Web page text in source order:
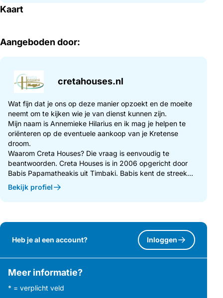
Kaart
Aangeboden door:
cretahouses.nl
Wat fijn dat je ons op deze manier opzoekt en de moeite
neemt om te kijken wie je van dienst kunnen zijn.
Mijn naam is Annemieke Hilarius en ik mag je helpen te
oriënteren op de eventuele aankoop van je Kretense
droom.
Waarom Creta Houses? Die vraag is eenvoudig te
beantwoorden. Creta Houses is in 2006 opgericht door
Babis Papamatheakis uit Timbaki. Babis kent de streek...
Bekijk profiel
Heb je al een account? Inloggen
Meer informatie?
* = verplicht veld